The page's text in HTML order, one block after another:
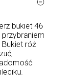
bukiet 46
róż